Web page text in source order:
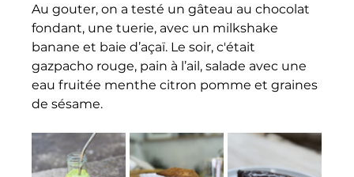
Au gouter, on a testé un gâteau au chocolat
fondant, une tuerie, avec un milkshake
banane et baie d’açaï. Le soir, c'était
gazpacho rouge, pain à l’ail, salade avec une
eau fruitée menthe citron pomme et graines
de sésame.